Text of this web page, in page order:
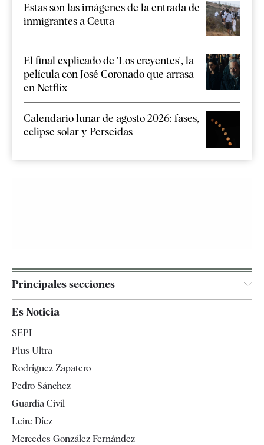
Estas son las imágenes de la entrada de
inmigrantes a Ceuta
El final explicado de 'Los creyentes', la
película con José Coronado que arrasa
en Netflix
Calendario lunar de agosto 2026: fases,
eclipse solar y Perseidas
Principales secciones
Televisión
Es Noticia
SEPI
Plus Ultra
Rodríguez Zapatero
Pedro Sánchez
Guardia Civil
Leire Díez
Mercedes González Fernández